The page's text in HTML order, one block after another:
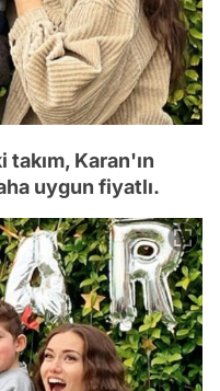
Karan'ın
uygun fiyatlı.